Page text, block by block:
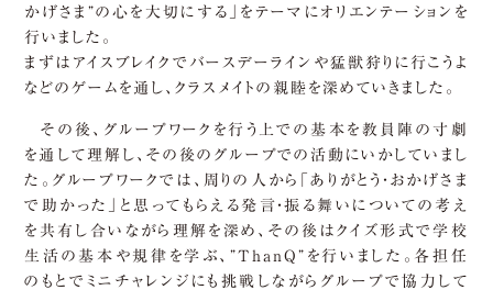
かげさま”の心を大切にする」をテーマにオリエンテーションを
行いました。
まずはアイスブレイクでバースデーラインや猛獣狩りに行こうよ
などのゲームを通し、クラスメイトの親睦を深めていきました。
その後、グループワークを行う上での基本を教員陣の寸劇
を通して理解し、その後のグループでの活動にいかしていまし
た。グループワークでは、周りの人から「ありがとう・おかげさま
で助かった」と思ってもらえる発言・振る舞いについての考え
を共有し合いながら理解を深め、その後はクイズ形式で学校
生活の基本や規律を学ぶ、”ThanQ”を行いました。各担任
のもとでミニチャレンジにも挑戦しながらグループで協力して